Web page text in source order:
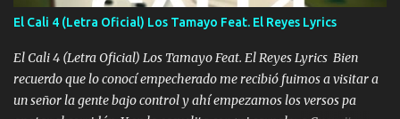
aunque ustedes no sepan Pero la vida es muy corta Hay que
echarle chingazos Y seguir trabajando porque nada es...
El Cali 4 (Letra Oficial) Los Tamayo Feat. El Reyes Lyrics
El Cali 4 (Letra Oficial) Los Tamayo Feat. El Reyes Lyrics Bien
recuerdo que lo conocí empecherado me recibió fuimos a visitar a
un señor la gente bajo control y ahí empezamos los versos pa